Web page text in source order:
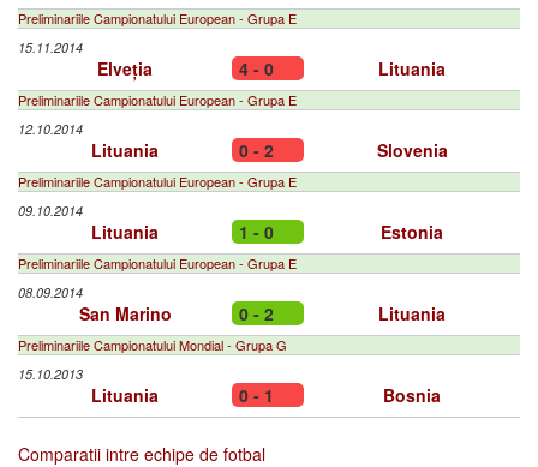
Preliminariile Campionatului European - Grupa E
15.11.2014
Elveția 4 - 0 Lituania
Preliminariile Campionatului European - Grupa E
12.10.2014
Lituania 0 - 2 Slovenia
Preliminariile Campionatului European - Grupa E
09.10.2014
Lituania 1 - 0 Estonia
Preliminariile Campionatului European - Grupa E
08.09.2014
San Marino 0 - 2 Lituania
Preliminariile Campionatului Mondial - Grupa G
15.10.2013
Lituania 0 - 1 Bosnia
Comparatii intre echipe de fotbal